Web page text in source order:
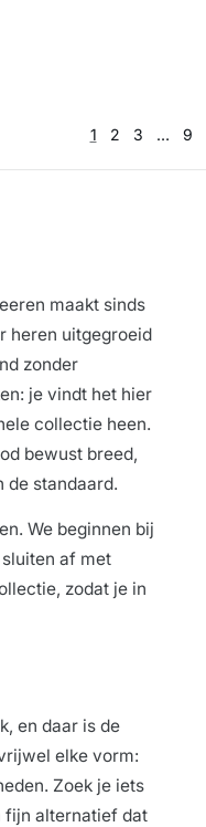
1 2 3 … 9
maakt sinds
heren uitgegroeid
zonder
je vindt het hier
collectie heen.
bewust breed,
de standaard.
We beginnen bij
af met
zodat je in
en daar is de
elke vorm:
Zoek je iets
fijn alternatief dat